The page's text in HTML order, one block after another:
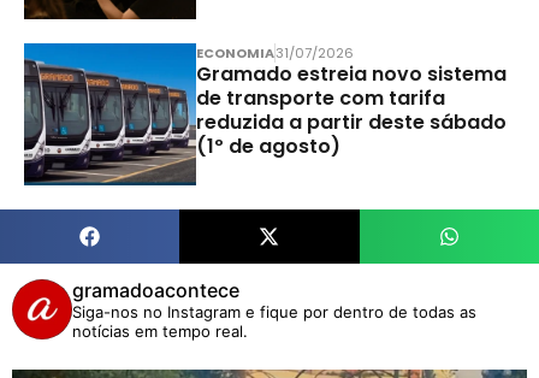
ECONOMIA31/07/2026
Gramado estreia novo sistema
de transporte com tarifa
reduzida a partir deste sábado
(1º de agosto)
gramadoacontece
Siga-nos no Instagram e fique por dentro de todas as
notícias em tempo real.